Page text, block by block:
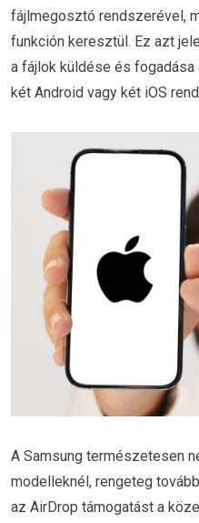
fájlmegosztó rendszerével,
funkción keresztül. Ez azt
a fájlok küldése és
két Android vagy két iOS
A Samsung természetesen
modelleknél, rengeteg
az AirDrop támogatást a